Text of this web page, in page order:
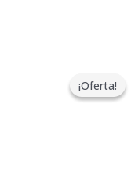
¡Oferta!
¡Oferta!
era: